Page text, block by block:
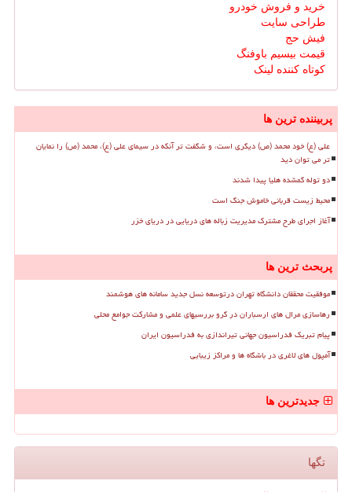
خرید و فروش خودرو
طراحی سایت
فیش حج
قیمت بیسیم باوفنگ
کوتاه کننده لینک
پربیننده ترین ها
علی (ع) خود محمد (ص) دیگری است، و شگفت تر آنکه در سیمای علی (ع)، محمد (ص) را نمایان
تر می توان دید
دو توله گمشده هلیا پیدا شدند
محیط زیست قربانی خاموش جنگ است
آغاز اجرای طرح مشترک مدیریت زباله های دریایی در دریای خزر
پربحث ترین ها
موفقیت محققان دانشگاه تهران درتوسعه نسل جدید سامانه های هوشمند
رهاسازی مرال های ارسباران در گرو بررسیهای علمی و مشارکت جوامع محلی
پیام تبریک فدراسیون جهانی تیراندازی به فدراسیون ایران
آمپول های لاغری در باشگاه ها و مراکز زیبایی
جدیدترین ها
تگها